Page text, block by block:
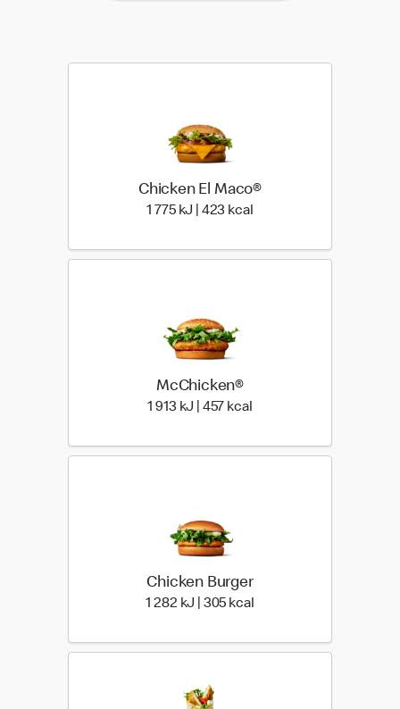
Chicken El Maco®
1 775 kJ | 423 kcal
McChicken®
1 913 kJ | 457 kcal
Chicken Burger
1 282 kJ | 305 kcal